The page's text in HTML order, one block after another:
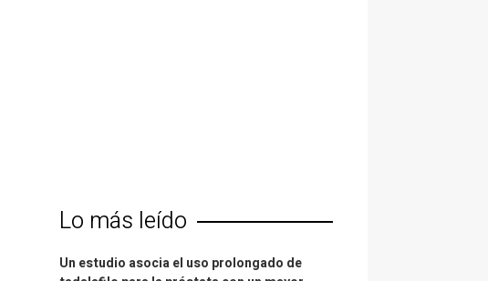
Lo más leído
Un estudio asocia el uso prolongado de